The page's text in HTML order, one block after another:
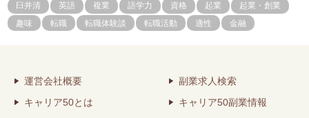
臼井清
英語 複業 語学力 資格 起業
起業・創業
趣味
転職 転職体験談 転職活動 適性 金融
運営会社概要
キャリア50とは
副業求人検索
キャリア50副業情報